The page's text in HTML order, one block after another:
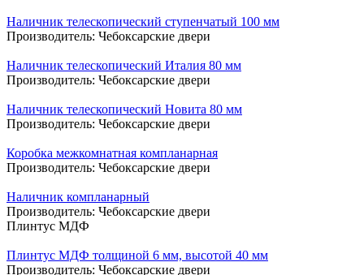
Наличник телескопический ступенчатый 100 мм
Производитель: Чебоксарские двери
Наличник телескопический Италия 80 мм
Производитель: Чебоксарские двери
Наличник телескопический Новита 80 мм
Производитель: Чебоксарские двери
Коробка межкомнатная компланарная
Производитель: Чебоксарские двери
Наличник компланарный
Производитель: Чебоксарские двери
Плинтус МДФ
Плинтус МДФ толщиной 6 мм, высотой 40 мм
Производитель: Чебоксарские двери